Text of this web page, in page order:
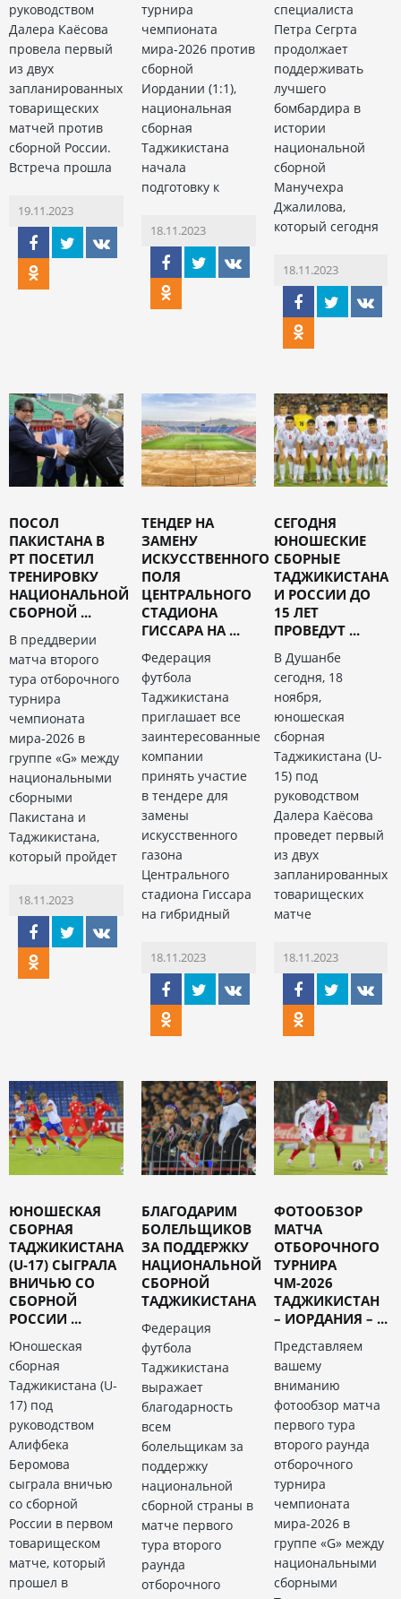
руководством
Далера Каёсова
провела первый
из двух
запланированных
товарищеских
матчей против
сборной России.
Встреча прошла
19.11.2023
турнира
чемпионата
мира-2026 против
сборной
Иордании (1:1),
национальная
сборная
Таджикистана
начала
подготовку к
18.11.2023
специалиста
Петра Сегрта
продолжает
поддерживать
лучшего
бомбардира в
истории
национальной
сборной
Манучехра
Джалилова,
который сегодня
18.11.2023
ПОСОЛ
ПАКИСТАНА В
РТ ПОСЕТИЛ
ТРЕНИРОВКУ
НАЦИОНАЛЬНОЙ
СБОРНОЙ ...
В преддверии
матча второго
тура отборочного
турнира
чемпионата
мира-2026 в
группе «G» между
национальными
сборными
Пакистана и
Таджикистана,
который пройдет
18.11.2023
ТЕНДЕР НА
ЗАМЕНУ
ИСКУССТВЕННОГО
ПОЛЯ
ЦЕНТРАЛЬНОГО
СТАДИОНА
ГИССАРА НА ...
Федерация
футбола
Таджикистана
приглашает все
заинтересованные
компании
принять участие
в тендере для
замены
искусственного
газона
Центрального
стадиона Гиссара
на гибридный
18.11.2023
СЕГОДНЯ
ЮНОШЕСКИЕ
СБОРНЫЕ
ТАДЖИКИСТАНА
И РОССИИ ДО
15 ЛЕТ
ПРОВЕДУТ ...
В Душанбе
сегодня, 18
ноября,
юношеская
сборная
Таджикистана (U-
15) под
руководством
Далера Каёсова
проведет первый
из двух
запланированных
товарищеских
матче
18.11.2023
ЮНОШЕСКАЯ
СБОРНАЯ
ТАДЖИКИСТАНА
(U-17) СЫГРАЛА
ВНИЧЬЮ СО
СБОРНОЙ
РОССИИ ...
Юношеская
сборная
Таджикистана (U-
17) под
руководством
Алифбека
Беромова
сыграла вничью
со сборной
России в первом
товарищеском
матче, который
прошел в
БЛАГОДАРИМ
БОЛЕЛЬЩИКОВ
ЗА ПОДДЕРЖКУ
НАЦИОНАЛЬНОЙ
СБОРНОЙ
ТАДЖИКИСТАНА
Федерация
футбола
Таджикистана
выражает
благодарность
всем
болельщикам за
поддержку
национальной
сборной страны в
матче первого
тура второго
раунда
отборочного
ФОТООБЗОР
МАТЧА
ОТБОРОЧНОГО
ТУРНИРА
ЧМ-2026
ТАДЖИКИСТАН
– ИОРДАНИЯ – ...
Представляем
вашему
вниманию
фотообзор матча
первого тура
второго раунда
отборочного
турнира
чемпионата
мира-2026 в
группе «G» между
национальными
сборными